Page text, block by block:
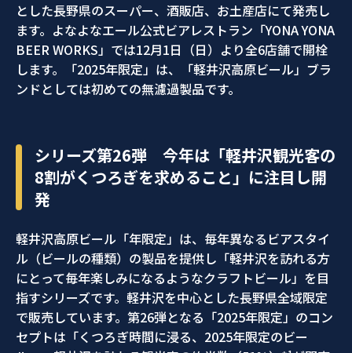
とした長野県のスーパー、酒販店、お土産店にて発売し
ます。よなよなエール公式ビアレストラン「YONA YONA
BEER WORKS」では12月1日（日）より全6店舗で開栓
します。「2025年限定」は、「軽井沢高原ビール」ブラ
ンドとしては初めての無濾過製品です。
シリーズ第26弾 今年は「軽井沢観光客の
8割がくつろぎを求めること」に注目し開
発
軽井沢高原ビール「年限定」は、毎年異なるビアスタイ
ル（ビールの種類）の製品を提供し「軽井沢を訪れる方
にとって毎年楽しみになるようなクラフトビール」を目
指すシリーズです。軽井沢を中心とした長野県全域限定
で販売しています。第26弾となる「2025年限定」のコン
セプトは「くつろぎ時間に浸る、2025年限定のビー